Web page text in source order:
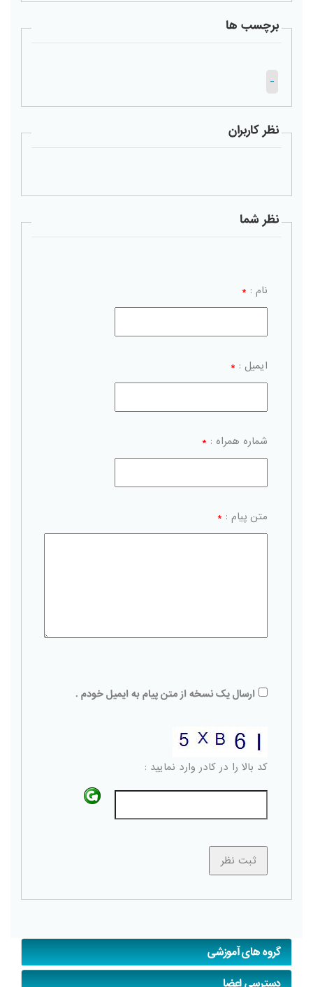
برچسب ها
-
نظر کاربران
نظر شما
نام : *
ایمیل : *
شماره همراه : *
متن پیام : *
ارسال یک نسخه از متن پیام به ایمیل خودم .
کد بالا را در کادر وارد نمایید :
گروه های آموزشی
دسترسی اعضا